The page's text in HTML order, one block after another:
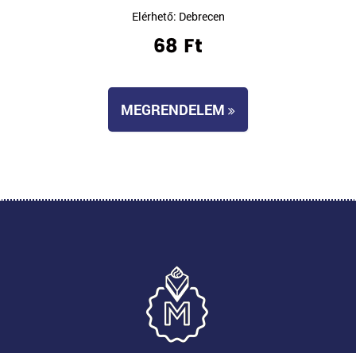
Elérhető: Debrecen
68 Ft
MEGRENDELEM